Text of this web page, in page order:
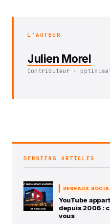
L'AUTEUR
Julien Morel
Contributeur ·
DERNIERS ARTICLES
RÉSEAUX
YouTube
depuis 2006 :
vous